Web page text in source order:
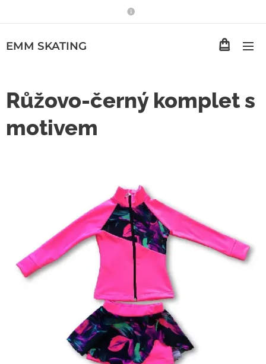
EMM SKATING
Růžovo-černý komplet s
motivem